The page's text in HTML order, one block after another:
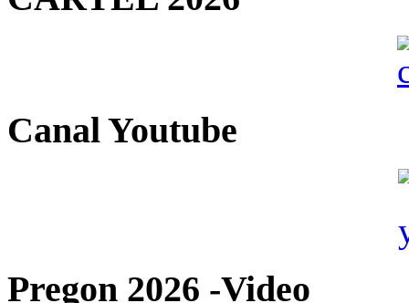
Canal Youtube
Pregon 2026 -Video